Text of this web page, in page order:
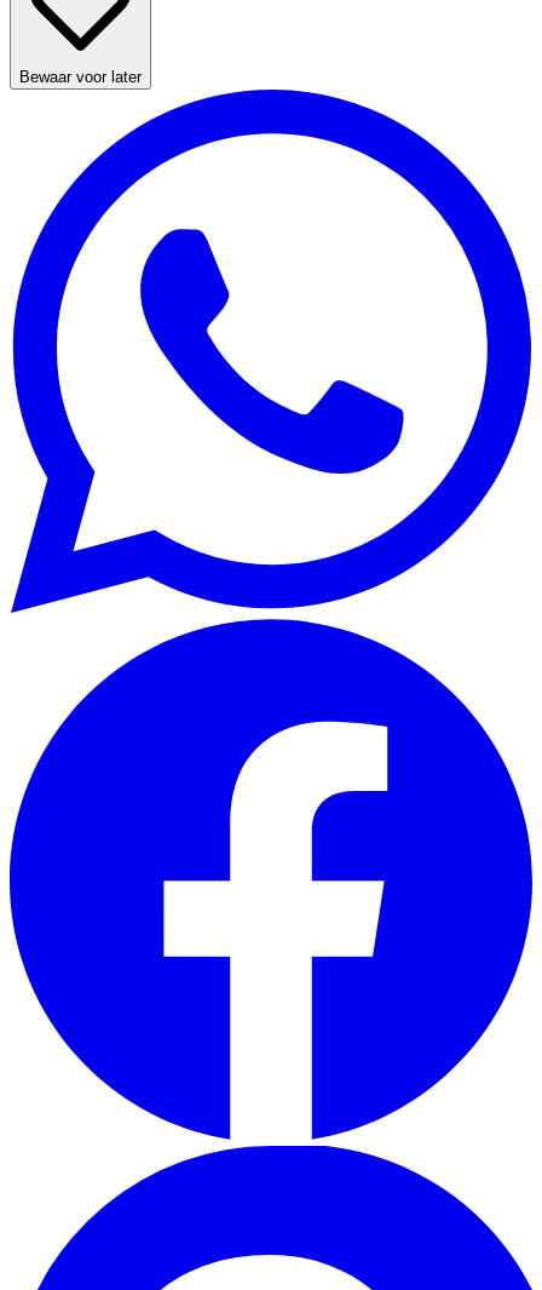
Bewaar voor later